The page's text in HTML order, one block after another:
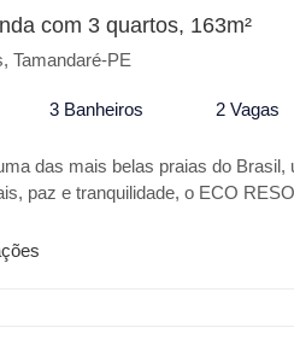
com 3 quartos, 163m²
Tamandaré-PE
3 Banheiros 2 Vagas
das mais belas praias do Brasil,
paz e tranquilidade, o ECO
um hotel, excelente localização